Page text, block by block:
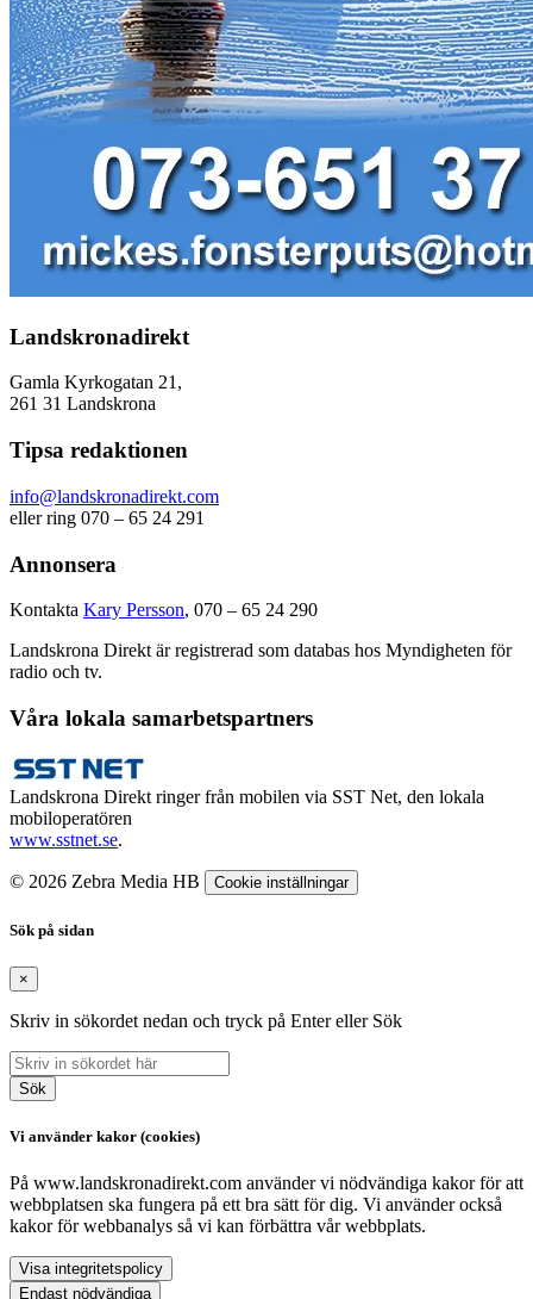
Landskronadirekt
Gamla Kyrkogatan 21,
261 31 Landskrona
Tipsa redaktionen
info@landskronadirekt.com
eller ring 070 – 65 24 291
Annonsera
Kontakta Kary Persson, 070 – 65 24 290
Landskrona Direkt är registrerad som databas hos Myndigheten för
radio och tv.
Våra lokala samarbetspartners
Landskrona Direkt ringer från mobilen via SST Net, den lokala
mobiloperatören
www.sstnet.se.
© 2026 Zebra Media HB Cookie inställningar
Sök på sidan
×
Skriv in sökordet nedan och tryck på Enter eller Sök
Sök
Vi använder kakor (cookies)
På www.landskronadirekt.com använder vi nödvändiga kakor för att
webbplatsen ska fungera på ett bra sätt för dig. Vi använder också
kakor för webbanalys så vi kan förbättra vår webbplats.
Visa integritetspolicy
Endast nödvändiga